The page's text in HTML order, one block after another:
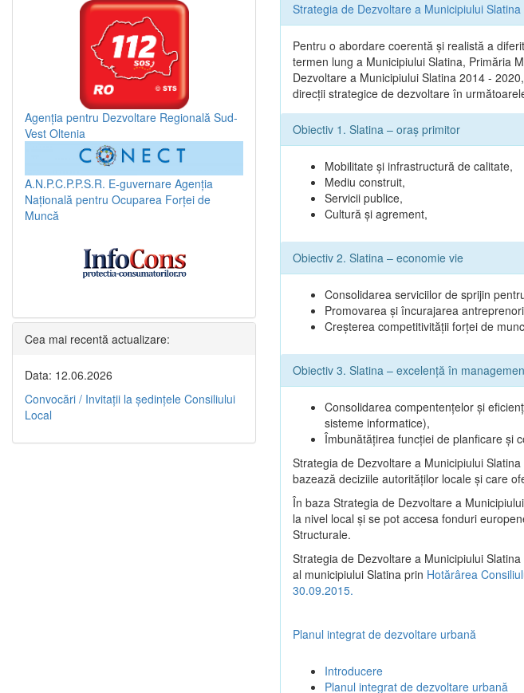
Strategia de Dezvoltare a Municipiului
Pentru o abordare coerentă şi realistă a
termen lung a Municipiului Slatina, Primăria
Dezvoltare a Municipiului Slatina 2014 -
direcţii strategice de dezvoltare în
Obiectiv 1. Slatina – oraş primitor
Mobilitate şi infrastructură de calitate,
Mediu construit,
Servicii publice,
Cultură şi agrement,
Obiectiv 2. Slatina – economie vie
Consolidarea serviciilor de sprijin
Promovarea şi încurajarea
Creşterea competitivităţii forţei de
Obiectiv 3. Slatina – excelenţă în
Consolidarea compentenţelor şi
sisteme informatice),
Îmbunătăţirea funcţiei de planficare şi
Strategia de Dezvoltare a Municipiului
bazează deciziile autorităţilor locale şi care
În baza Strategia de Dezvoltare a
la nivel local şi se pot accesa fonduri
Structurale.
Strategia de Dezvoltare a Municipiului
al municipiului Slatina prin Hotărârea
30.09.2015.
Planul integrat de dezvoltare urbană
Introducere
Planul integrat de dezvoltare urbană
Agenția pentru Dezvoltare Regională Sud-
Vest Oltenia
A.N.P.C.P.P.S.R. E-guvernare Agenția
Națională pentru Ocuparea Forței de
Muncă
Cea mai recentă actualizare:
Data: 12.06.2026
Convocări / Invitaţii la şedinţele Consiliului
Local